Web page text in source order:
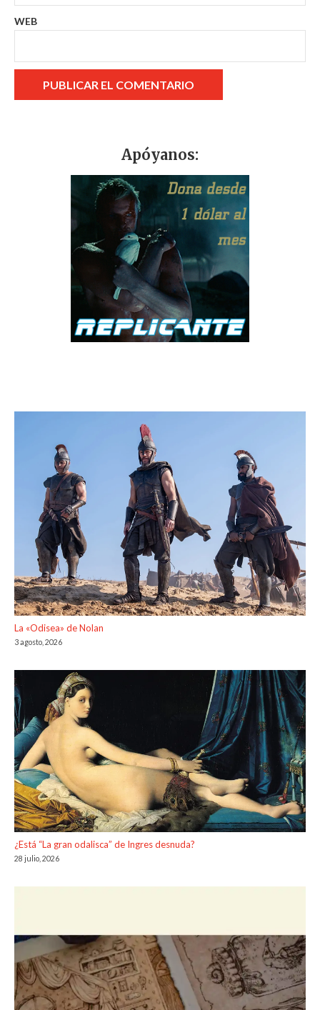
WEB
Apóyanos:
La «Odisea» de Nolan
3 agosto, 2026
¿Está “La gran odalisca” de Ingres desnuda?
28 julio, 2026